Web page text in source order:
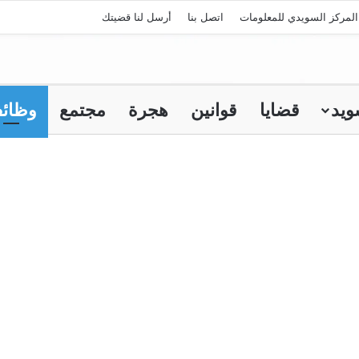
السويدي للمعلومات اتصل بنا أرسل لنا قضيتك
قضايا قوانين هجرة مجتمع